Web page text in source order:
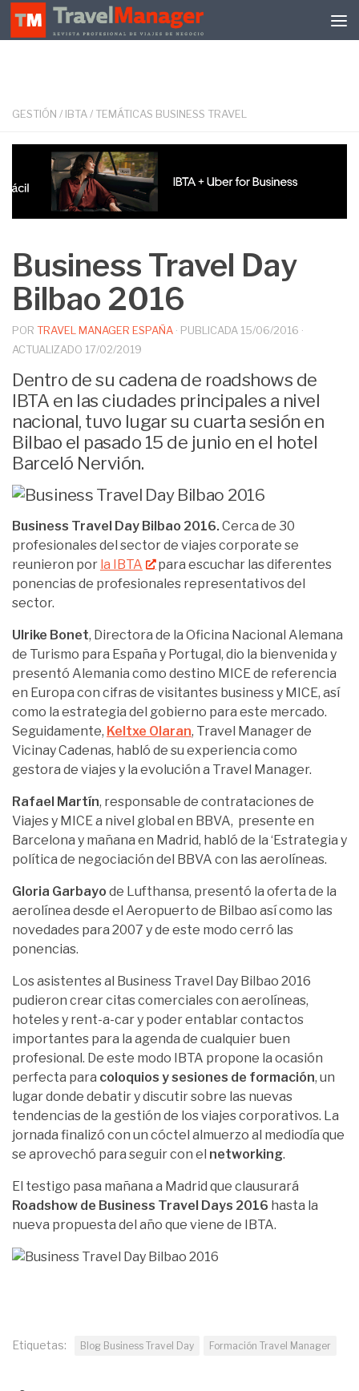
Debajo del contenido
GESTIÓN / IBTA/ TEMÁTICAS BUSINESS TRAVEL
Business Travel Day
Bilbao 2016
POR TRAVEL MANAGER ESPAÑA · PUBLICADA 15/06/2016 ·
ACTUALIZADO 17/02/2019
Dentro de su cadena de roadshows de
IBTA en las ciudades principales a nivel
nacional, tuvo lugar su cuarta sesión en
Bilbao el pasado 15 de junio en el hotel
Barceló Nervión.
Business Travel Day Bilbao 2016. Cerca de 30
profesionales del sector de viajes corporate se
reunieron por la IBTA
para escuchar las diferentes
ponencias de profesionales representativos del
sector.
Ulrike Bonet, Directora de la Oficina Nacional Alemana
de Turismo para España y Portugal, dio la bienvenida y
presentó Alemania como destino MICE de referencia
en Europa con cifras de visitantes business y MICE, así
como la estrategia del gobierno para este mercado.
Seguidamente, Keltxe Olaran, Travel Manager de
Vicinay Cadenas, habló de su experiencia como
gestora de viajes y la evolución a Travel Manager.
Rafael Martín, responsable de contrataciones de
Viajes y MICE a nivel global en BBVA, presente en
Barcelona y mañana en Madrid, habló de la ‘Estrategia y
política de negociación del BBVA con las aerolíneas.
Gloria Garbayo de Lufthansa, presentó la oferta de la
aerolínea desde el Aeropuerto de Bilbao así como las
novedades para 2007 y de este modo cerró las
ponencias.
Los asistentes al Business Travel Day Bilbao 2016
pudieron crear citas comerciales con aerolíneas,
hoteles y rent-a-car y poder entablar contactos
importantes para la agenda de cualquier buen
profesional. De este modo IBTA propone la ocasión
perfecta para coloquios y sesiones de formación, un
lugar donde debatir y discutir sobre las nuevas
tendencias de la gestión de los viajes corporativos. La
jornada finalizó con un cóctel almuerzo al mediodía que
se aprovechó para seguir con el networking.
El testigo pasa mañana a Madrid que clausurará
Roadshow de Business Travel Days 2016 hasta la
nueva propuesta del año que viene de IBTA.
Etiquetas: Blog Business Travel Day Formación Travel Manager